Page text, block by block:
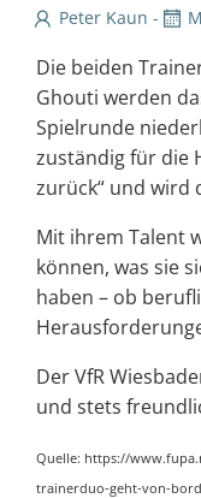
Peter Kaun -
Die beiden
Ghouti werden
Spielrunde
zuständig für die
zurück“ und wird
Mit ihrem Talent
können, was sie
haben – ob
Der VfR
und stets
Quelle: https://
trainerduo-geht-von-